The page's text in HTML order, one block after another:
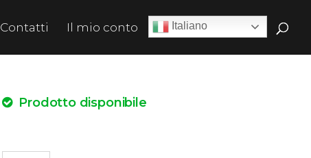
Contatti Il mio conto
Prodotto disponibile
Italiano